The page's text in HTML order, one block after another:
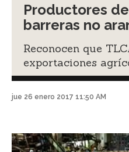
Productores
barreras no
Reconocen que
exportaciones
jue 26 enero 2017 11:50 AM